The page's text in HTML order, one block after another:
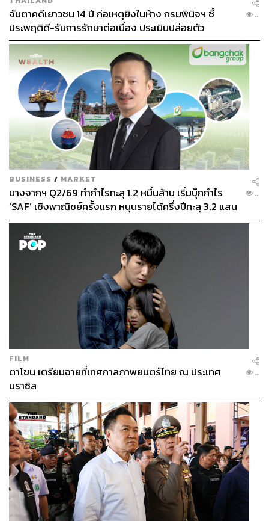
จับตาคดีเยาวชน 14 ปี ก่อเหตุยิงในห้าง กรมพินิจฯ ชี้
ประพฤติดี-รับการรักษาต่อเนื่อง ประเมินปล่อยตัว
...
BUSINESS / MARKET
บางจากฯ Q2/69 ทำกำไรทะลุ 1.2 หมื่นล้าน เริ่มบุ๊กกำไร
‘SAF’ เชิงพาณิชย์ครั้งแรก หนุนรายได้ครึ่งปีทะลุ 3.2 แสน
ล้าน
...
FILM
ตาโขน เตรียมฉายที่เทศกาลภาพยนตร์ไทย ณ ประเทศ
บราซิล
...